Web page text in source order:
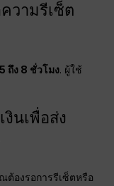
วามรีเซ็ต
5 ถึง 8 ชั่วโมง. ผู้ใช้
นเพื่อส่ง
ต้องรอการรีเซ็ตหรือ